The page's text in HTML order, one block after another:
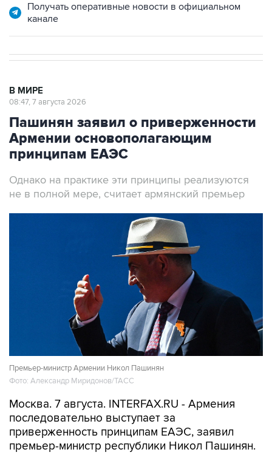
Получать оперативные новости в официальном
канале
В МИРЕ
08:47, 7 августа 2026
Пашинян заявил о приверженности
Армении основополагающим
принципам ЕАЭС
Однако на практике эти принципы реализуются
не в полной мере, считает армянский премьер
Премьер-министр Армении Никол Пашинян
Фото: Александр Миридонов/ТАСС
Москва. 7 августа. INTERFAX.RU - Армения
последовательно выступает за
приверженность принципам ЕАЭС, заявил
премьер-министр республики Никол Пашинян.